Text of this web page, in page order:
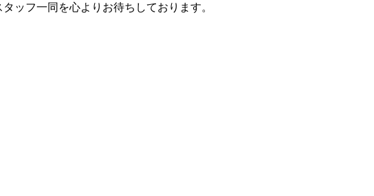
タッフ一同を心よりお待ちしております。